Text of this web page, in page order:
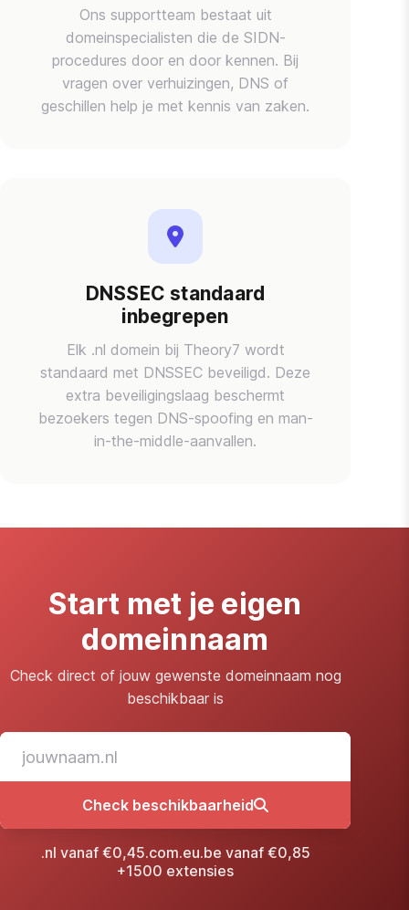
Ons supportteam bestaat uit
domeinspecialisten die de SIDN-
procedures door en door kennen. Bij
vragen over verhuizingen, DNS of
geschillen help je met kennis van zaken.
DNSSEC standaard
inbegrepen
Elk .nl domein bij Theory7 wordt
standaard met DNSSEC beveiligd. Deze
extra beveiligingslaag beschermt
bezoekers tegen DNS-spoofing en man-
in-the-middle-aanvallen.
Start met je eigen
domeinnaam
Check direct of jouw gewenste domeinnaam nog
beschikbaar is
Check beschikbaarheid
.nl vanaf €0,45.com.eu.be vanaf €0,85
+1500 extensies